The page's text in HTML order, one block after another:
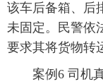
该车后备箱、后
未固定。民警依
要求其将货物转
案例6 司机真